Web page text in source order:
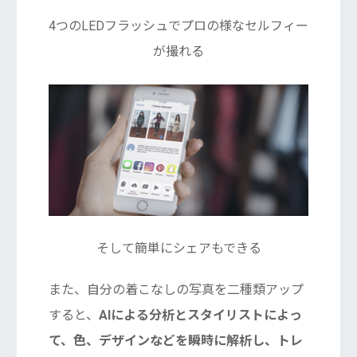
4つのLEDフラッシュでプロの様なセルフィー
が撮れる
そして簡単にシェアもできる
また、自分の着こなしの写真を二種類アップ
すると、 AIによる分析とスタイリストによっ
て、色、デザインなどを瞬時に解析し、トレ